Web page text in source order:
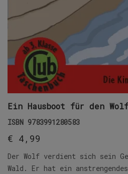
Ein Hausboot für den
ISBN 9783991280583
€ 4,99
Der Wolf verdient sich sein
Wald. Er hat ein